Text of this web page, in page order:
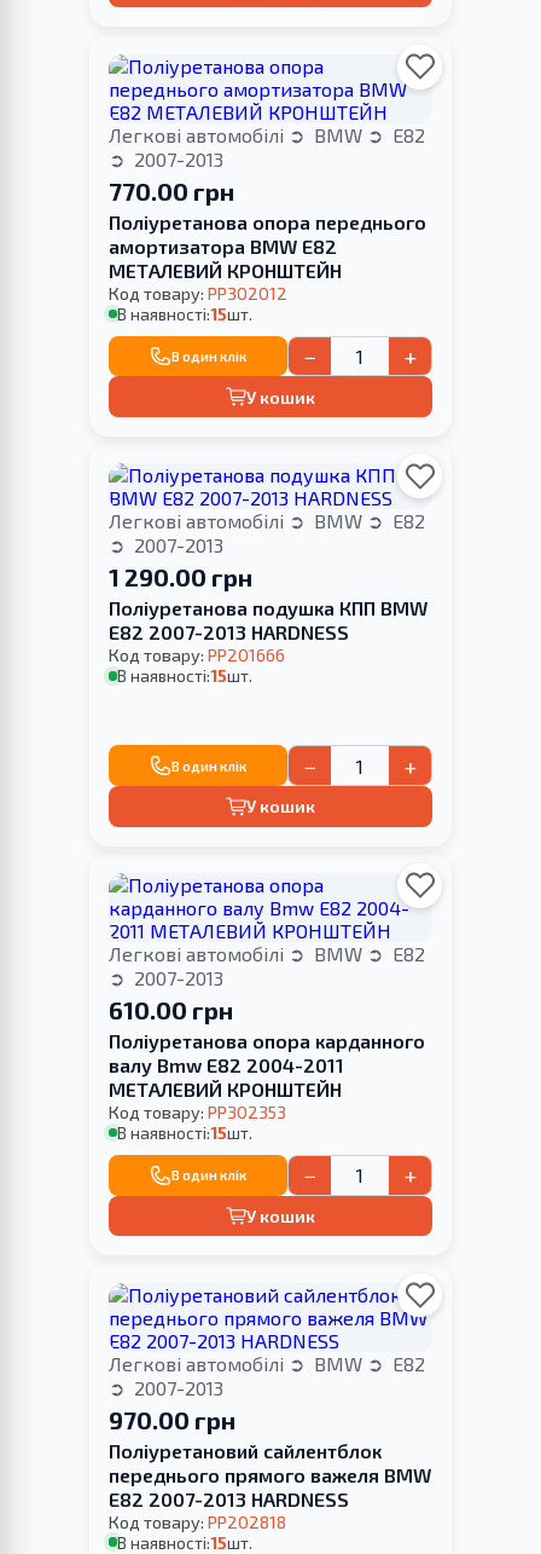
Легкові автомобілі BMW
E82
2007-2013
770.00 грн
Поліуретанова опора переднього
амортизатора BMW E82
МЕТАЛЕВИЙ КРОНШТЕЙН
Код товару: PP302012
В наявності:15шт.
В один клік − +
У кошик
Легкові автомобілі BMW
E82
2007-2013
1 290.00 грн
Поліуретанова подушка КПП BMW
E82 2007-2013 HARDNESS
Код товару: PP201666
В наявності:15шт.
В один клік − +
У кошик
Легкові автомобілі BMW
E82
2007-2013
610.00 грн
Поліуретанова опора карданного
валу Bmw E82 2004-2011
МЕТАЛЕВИЙ КРОНШТЕЙН
Код товару: PP302353
В наявності:15шт.
В один клік − +
У кошик
Легкові автомобілі BMW
E82
2007-2013
970.00 грн
Поліуретановий cайлентблок
переднього прямого важеля BMW
E82 2007-2013 HARDNESS
Код товару: PP202818
В наявності:15шт.